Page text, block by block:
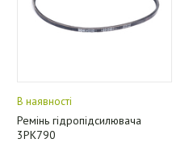
В наявності
Ремінь гідропідсилювача
3PK790